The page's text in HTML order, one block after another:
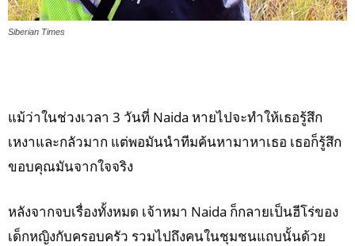
Siberian Times
แม้ว่าในช่วงเวลา 3 วันที่ Naida หายไปจะทำให้เธอรู้สึก
เหงาและกลัวมาก แต่พอมันนำทีมค้นหามาหาเธอ เธอก็รู้สึก
ขอบคุณมันจากใจจริง
หลังจากจบเรื่องทั้งหมด เจ้าหมา Naida ก็กลายเป็นฮีโร่ของ
เด็กหญิงกับครอบครัว รวมไปถึงคนในชุมชนแถบนั้นด้วย